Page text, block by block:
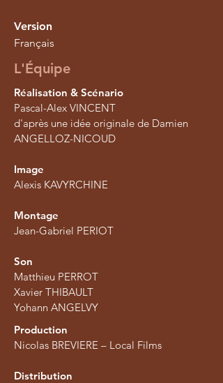
Version
Français
L'Équipe
Réalisation & Scénario
Pascal-Alex VINCENT
d'après une idée originale de Damien
ANGELLOZ-NICOUD
Image
Alexis KAVYRCHINE
Montage
Jean-Gabriel PERIOT
Son
Matthieu PERROT
Xavier THIBAULT
Yohann ANGELVY
Production
Nicolas BREVIERE – Local Films
Distribution